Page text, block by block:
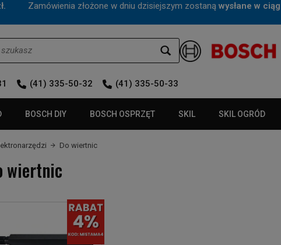
Zamówienia złożone w dniu dzisiejszym zostaną wysłane w
(41) 335-50-32 (41) 335-50-33
BOSCH DIY BOSCH OSPRZĘT SKIL SKIL OGRÓD
Do wiertnic
wiertnic